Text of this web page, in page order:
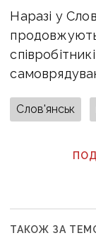
Наразі у
Слов'янськ
ТАКОЖ ЗА